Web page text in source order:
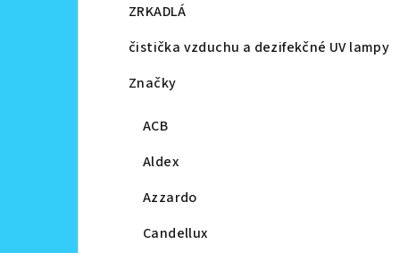
ZRKADLÁ
čistička vzduchu a dezifekčné UV lampy
Značky
ACB
Aldex
Azzardo
Candellux